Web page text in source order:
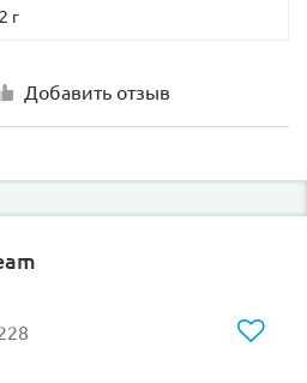
г
Добавить отзыв